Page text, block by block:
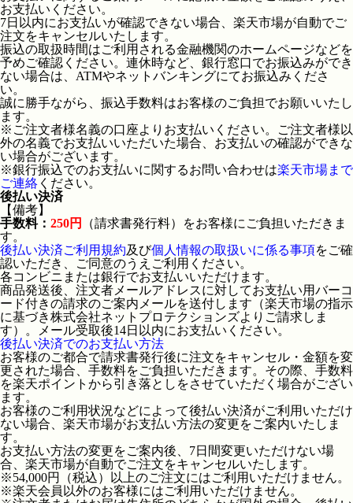
お支払いください。
7日以内にお支払いが確認できない場合、楽天市場が自動でご
注文をキャンセルいたします。
振込の取扱時間はご利用される金融機関のホームページなどを
予めご確認ください。連休時など、銀行窓口でお振込みができ
ない場合は、ATMやネットバンキングにてお振込みくださ
い。
誠に勝手ながら、振込手数料はお客様のご負担でお願いいたし
ます。
※ご注文者様名義の口座よりお支払いください。ご注文者様以
外の名義でお支払いいただいた場合、お支払いの確認ができな
い場合がございます。
※銀行振込でのお支払いに関するお問い合わせは楽天市場まで
ご連絡 ください。
後払い決済
【備考】
手数料： 250円
（請求書発行料）をお客様にご負担いただきま
す。
後払い決済ご利用規約及び個人情報の取扱いに係る事項をご確
認いただき、ご同意のうえご利用ください。
各コンビニまたは銀行でお支払いいただけます。
商品発送後、注文者メールアドレスに対してお支払い用バーコ
ード付きの請求のご案内メールを送付します（楽天市場の指示
に基づき株式会社ネットプロテクションズよりご請求しま
す）。メール受取後14日以内にお支払いください。
後払い決済でのお支払い方法
お客様のご都合で請求書発行後に注文をキャンセル・金額を変
更された場合、手数料をご負担いただきます。その際、手数料
を楽天ポイントから引き落としをさせていただく場合がござい
ます。
お客様のご利用状況などによって後払い決済がご利用いただけ
ない場合、楽天市場がお支払い方法の変更をご案内いたしま
す。
お支払い方法の変更をご案内後、7日間変更いただけない場
合、楽天市場が自動でご注文をキャンセルいたします。
※54,000円（税込）以上のご注文にはご利用いただけません。
※楽天会員以外のお客様にはご利用いただけません。